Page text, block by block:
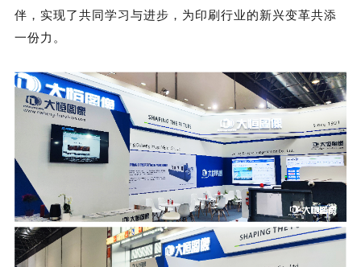
伴，实现了共同学习与进步，为印刷行业的新兴变革共添
一份力。